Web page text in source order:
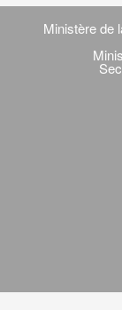
Navigation
transverse
Ministère de